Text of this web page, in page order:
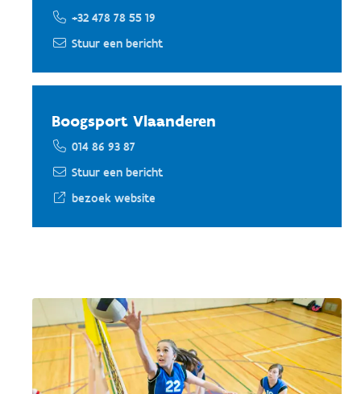
+32 478 78 55 19
Stuur een bericht
Boogsport Vlaanderen
014 86 93 87
Stuur een bericht
bezoek website